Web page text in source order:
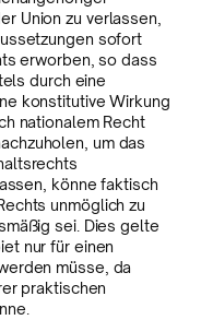
Union zu verlassen,
sofort
erworben, so dass
durch eine
konstitutive Wirkung
nationalem Recht
um das
könne faktisch
unmöglich zu
sei. Dies gelte
nur für einen
müsse, da
praktischen